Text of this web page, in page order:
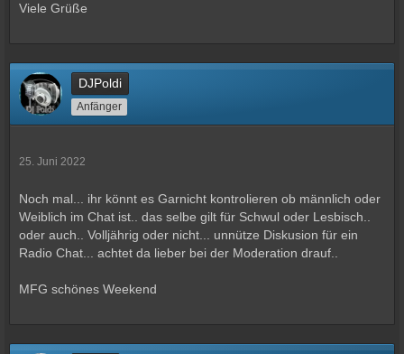
Viele Grüße
DJPoldi
Anfänger
25. Juni 2022
Noch mal... ihr könnt es Garnicht kontrolieren ob männlich oder
Weiblich im Chat ist.. das selbe gilt für Schwul oder Lesbisch..
oder auch.. Volljährig oder nicht... unnütze Diskusion für ein
Radio Chat... achtet da lieber bei der Moderation drauf..
MFG schönes Weekend